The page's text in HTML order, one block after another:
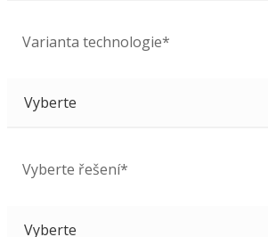
Varianta technologie*
Vyberte řešení*